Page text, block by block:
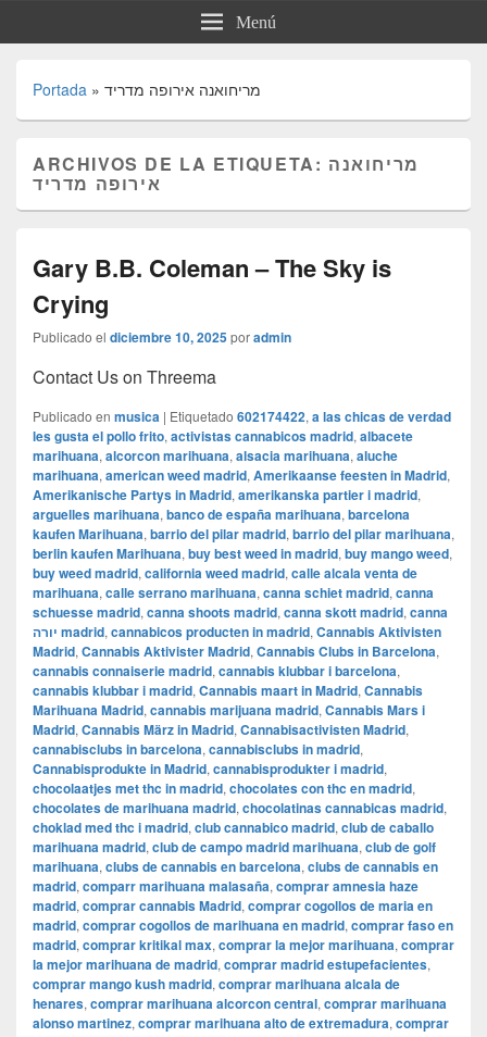
Menú
Portada » מריחואנה אירופה מדריד
ARCHIVOS DE LA ETIQUETA: מריחואנה
אירופה מדריד
Gary B.B. Coleman – The Sky is
Crying
Publicado el diciembre 10, 2025poradmin
Contact Us on Threema
Publicado en musica | Etiquetado 602174422, a las chicas de verdad
les gusta el pollo frito, activistas cannabicos madrid, albacete
marihuana, alcorcon marihuana, alsacia marihuana, aluche
marihuana, american weed madrid, Amerikaanse feesten in Madrid,
Amerikanische Partys in Madrid, amerikanska partier i madrid,
arguelles marihuana, banco de españa marihuana, barcelona
kaufen Marihuana, barrio del pilar madrid, barrio del pilar marihuana,
berlin kaufen Marihuana, buy best weed in madrid, buy mango weed,
buy weed madrid, california weed madrid, calle alcala venta de
marihuana, calle serrano marihuana, canna schiet madrid, canna
schuesse madrid, canna shoots madrid, canna skott madrid, canna
יורה madrid, cannabicos producten in madrid, Cannabis Aktivisten
Madrid, Cannabis Aktivister Madrid, Cannabis Clubs in Barcelona,
cannabis connaiserie madrid, cannabis klubbar i barcelona,
cannabis klubbar i madrid, Cannabis maart in Madrid, Cannabis
Marihuana Madrid, cannabis marijuana madrid, Cannabis Mars i
Madrid, Cannabis März in Madrid, Cannabisactivisten Madrid,
cannabisclubs in barcelona, cannabisclubs in madrid,
Cannabisprodukte in Madrid, cannabisprodukter i madrid,
chocolaatjes met thc in madrid, chocolates con thc en madrid,
chocolates de marihuana madrid, chocolatinas cannabicas madrid,
choklad med thc i madrid, club cannabico madrid, club de caballo
marihuana madrid, club de campo madrid marihuana, club de golf
marihuana, clubs de cannabis en barcelona, clubs de cannabis en
madrid, comparr marihuana malasaña, comprar amnesia haze
madrid, comprar cannabis Madrid, comprar cogollos de maria en
madrid, comprar cogollos de marihuana en madrid, comprar faso en
madrid, comprar kritikal max, comprar la mejor marihuana, comprar
la mejor marihuana de madrid, comprar madrid estupefacientes,
comprar mango kush madrid, comprar marihuana alcala de
henares, comprar marihuana alcorcon central, comprar marihuana
alonso martinez, comprar marihuana alto de extremadura, comprar